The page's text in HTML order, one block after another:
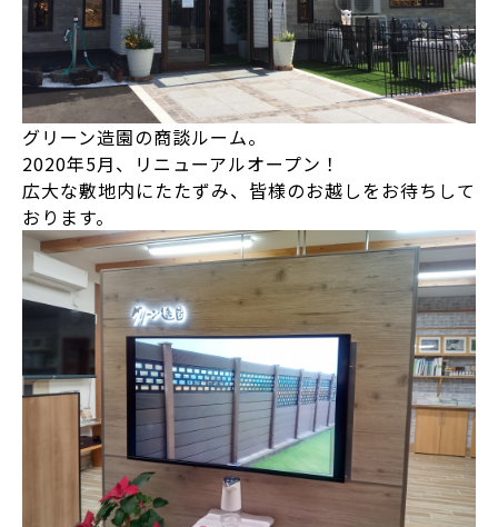
グリーン造園の商談ルーム。
2020年5月、リニューアルオープン！
広大な敷地内にたたずみ、皆様のお越しをお待ちして
おります。